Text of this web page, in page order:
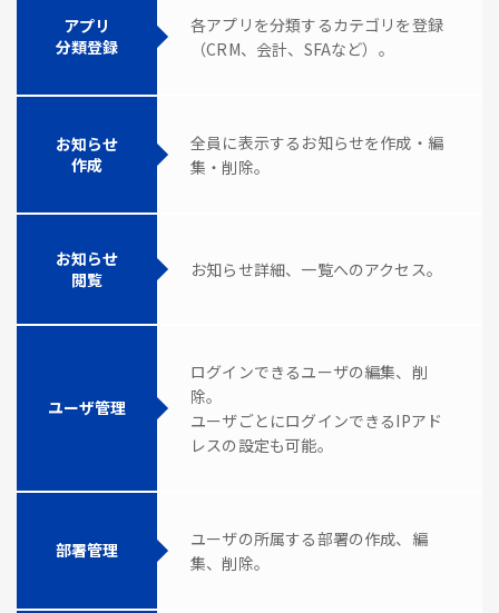
アプリ
分類登録
各アプリを分類するカテゴリを登録
（CRM、会計、SFAなど）。
お知らせ
作成
全員に表示するお知らせを作成・編
集・削除。
お知らせ
閲覧
お知らせ詳細、一覧へのアクセス。
ユーザ管理
ログインできるユーザの編集、削
除。
ユーザごとにログインできるIPアド
レスの設定も可能。
部署管理
ユーザの所属する部署の作成、編
集、削除。